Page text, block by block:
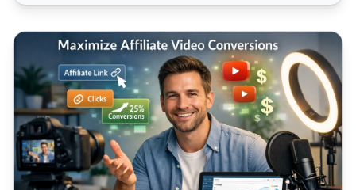
Jak zmaksymalizować konwersje dzięki filmom